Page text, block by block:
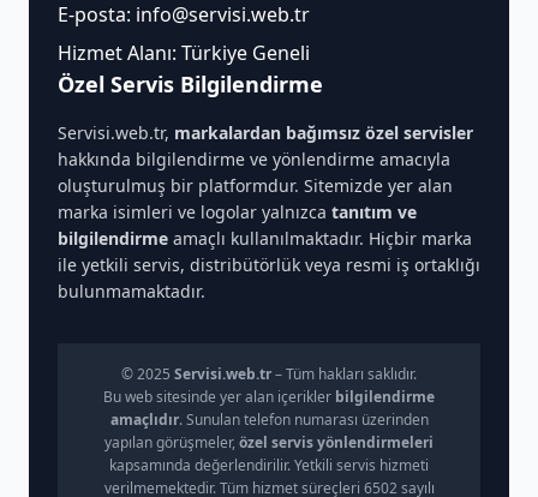
E-posta: info@servisi.web.tr
Hizmet Alanı: Türkiye Geneli
Özel Servis Bilgilendirme
Servisi.web.tr, markalardan bağımsız özel servisler
hakkında bilgilendirme ve yönlendirme amacıyla
oluşturulmuş bir platformdur. Sitemizde yer alan
marka isimleri ve logolar yalnızca tanıtım ve
bilgilendirme amaçlı kullanılmaktadır. Hiçbir marka
ile yetkili servis, distribütörlük veya resmi iş ortaklığı
bulunmamaktadır.
© 2025 Servisi.web.tr– Tüm hakları saklıdır.
Bu web sitesinde yer alan içerikler bilgilendirme
amaçlıdır. Sunulan telefon numarası üzerinden
yapılan görüşmeler, özel servis yönlendirmeleri
kapsamında değerlendirilir. Yetkili servis hizmeti
verilmemektedir. Tüm hizmet süreçleri 6502 sayılı